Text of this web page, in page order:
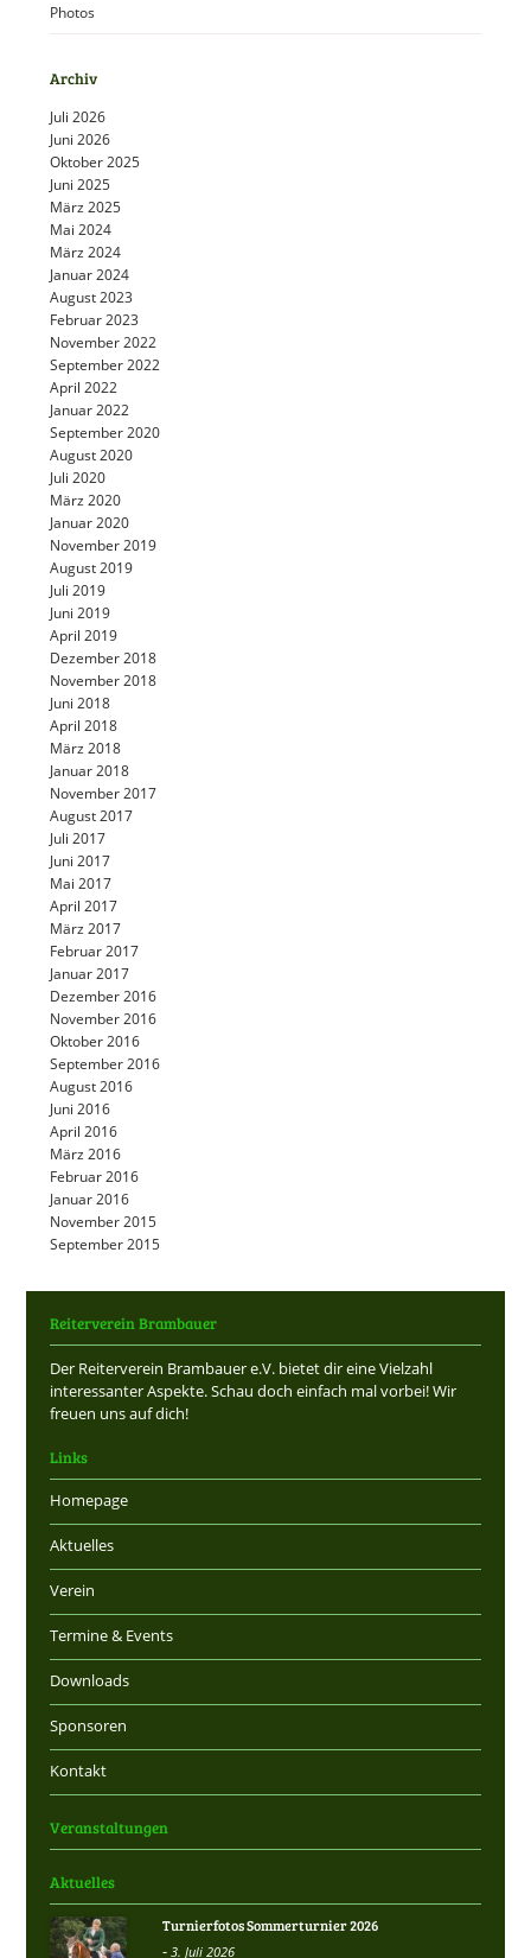
Photos
Archiv
Juli 2026
Juni 2026
Oktober 2025
Juni 2025
März 2025
Mai 2024
März 2024
Januar 2024
August 2023
Februar 2023
November 2022
September 2022
April 2022
Januar 2022
September 2020
August 2020
Juli 2020
März 2020
Januar 2020
November 2019
August 2019
Juli 2019
Juni 2019
April 2019
Dezember 2018
November 2018
Juni 2018
April 2018
März 2018
Januar 2018
November 2017
August 2017
Juli 2017
Juni 2017
Mai 2017
April 2017
März 2017
Februar 2017
Januar 2017
Dezember 2016
November 2016
Oktober 2016
September 2016
August 2016
Juni 2016
April 2016
März 2016
Februar 2016
Januar 2016
November 2015
September 2015
Reiterverein Brambauer
Der Reiterverein Brambauer e.V. bietet dir eine Vielzahl
interessanter Aspekte. Schau doch einfach mal vorbei! Wir
freuen uns auf dich!
Links
Homepage
Aktuelles
Verein
Termine & Events
Downloads
Sponsoren
Kontakt
Veranstaltungen
Aktuelles
Turnierfotos Sommerturnier 2026
-3. Juli 2026